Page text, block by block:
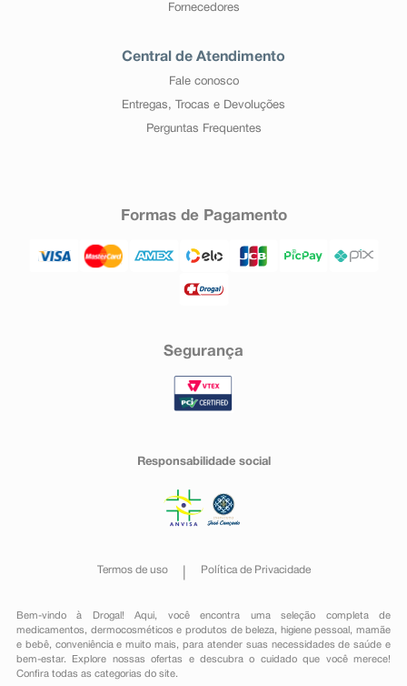
Fornecedores
Central de Atendimento
Fale conosco
Entregas, Trocas e Devoluções
Perguntas Frequentes
Formas de Pagamento
Segurança
Responsabilidade social
Termos de uso Política de Privacidade
Bem-vindo à Drogal! Aqui, você encontra uma seleção completa de
medicamentos , dermocosméticos e produtos de beleza, higiene pessoal ,mamãe
e bebê, conveniênciae muito mais, para atender suas necessidades de saúde e
bem-estar. Explore nossas ofertas e descubra o cuidado que você merece!
Confira todas as categorias do site.